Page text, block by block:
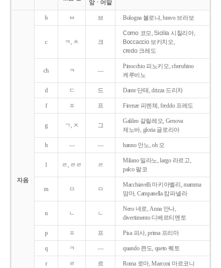
앞ㆍ어말
자음
b ㅂ 브 Bologna 볼로냐, bravo 브라보
c ㅋ, ㅊ 크
Como 코모, Sicilia 시칠리아,
Boccaccio 보카치오,
credo 크레도
ch ㅋ ―
Pinocchio 피노키오, cherubino
케루비노
d ㄷ 드 Dante 단테, drizza 드리차
f ㅍ 프 Firenze 피렌체, freddo 프레도
g ㄱ, ㅈ 그
Galileo 갈릴레오, Genova
제노바, gloria 글로리아
h ― ― hanno 안노, oh 오
l ㄹ, ㄹㄹ ㄹ
Milano 밀라노, largo 라르고,
palco 팔코
m ㅁ ㅁ
Macchiavelli 마키아벨리, mamma
맘마, Campanella 캄파넬라
n ㄴ ㄴ
Nero 네로, Anna 안나,
divertimento 디베르티멘토
p ㅍ 프 Pisa 피사, prima 프리마
q ㅋ ― quando 콴도, queto 퀘토
r ㄹ 르 Roma 로마, Marconi 마르코니